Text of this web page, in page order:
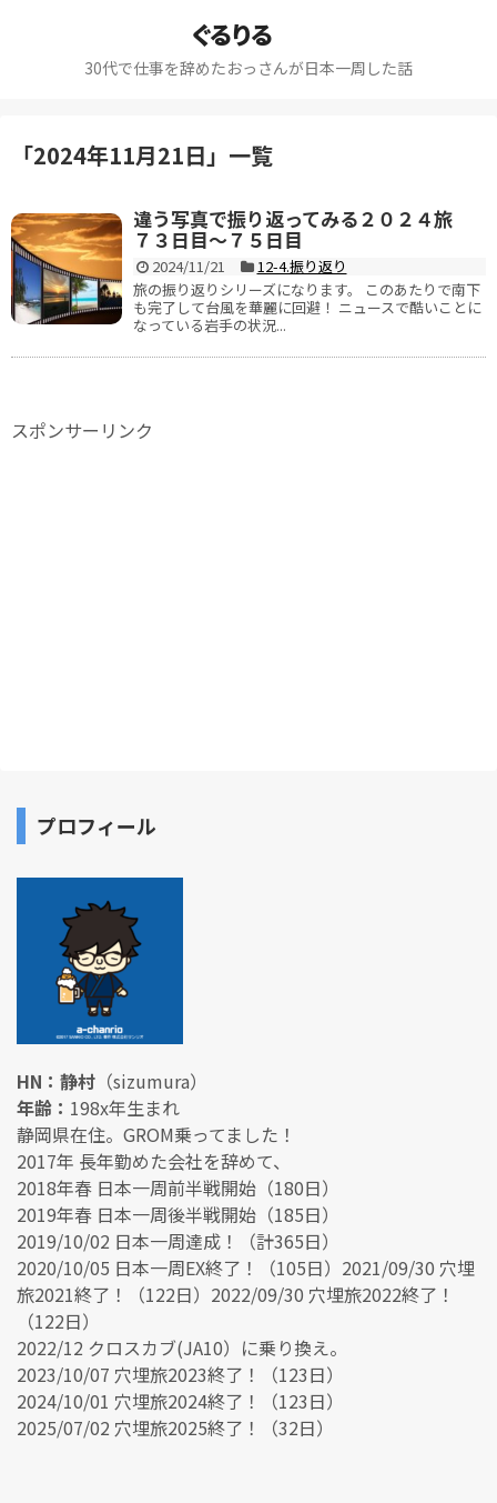
ぐるりる
30代で仕事を辞めたおっさんが日本一周した話
「2024年11月21日」 一覧
違う写真で振り返ってみる２０２４旅
７３日目～７５日目
2024/11/21
12-4.振り返り
旅の振り返りシリーズになります。 このあたりで南下
も完了して台風を華麗に回避！ ニュースで酷いことに
なっている岩手の状況...
スポンサーリンク
プロフィール
HN：静村 （sizumura）
年齢： 198x年生まれ
静岡県在住。GROM乗ってました！
2017年 長年勤めた会社を辞めて、
2018年春 日本一周前半戦開始（180日）
2019年春 日本一周後半戦開始（185日）
2019/10/02 日本一周達成！（計365日）
2020/10/05 日本一周EX終了！（105日）2021/09/30 穴埋
旅2021終了！（122日）2022/09/30 穴埋旅2022終了！
（122日）
2022/12 クロスカブ(JA10）に乗り換え。
2023/10/07 穴埋旅2023終了！（123日）
2024/10/01 穴埋旅2024終了！（123日）
2025/07/02 穴埋旅2025終了！（32日）